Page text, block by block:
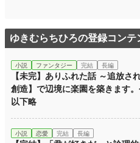
初回公開日時 2025.07.11 08:00
初回完結日時 2025.07.13 20:26
週間ポイント 7 pt (78,785 位)
月間ポイント 70 pt (73,336 位)
累計ポイント 11,368 pt (91,763 位)
ゆきむらちひろの登録コンテ
小説 ファンタジー 完結 長編
【未完】ありふれた話 ～追放さ
創造】で辺境に楽園を築きます
以下略
小説 恋愛 完結 長編